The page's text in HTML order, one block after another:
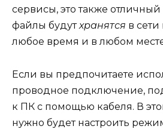
сервисы, это также отличный
файлы будутхранятся в
любое время и в любом
Если вы предпочитаете
проводное подключение,
к ПК с помощью кабеля. В
нужно будет настроить